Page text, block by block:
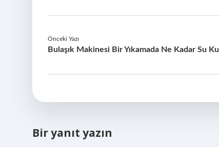
Önceki Yazı
Bulaşık Makinesi Bir Yıkamada Ne Kadar Su
Bir yanıt yazın